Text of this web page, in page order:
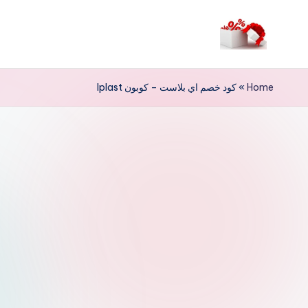
م
ر
Home
»كود خصم اي بلاست – كوبون Iplast